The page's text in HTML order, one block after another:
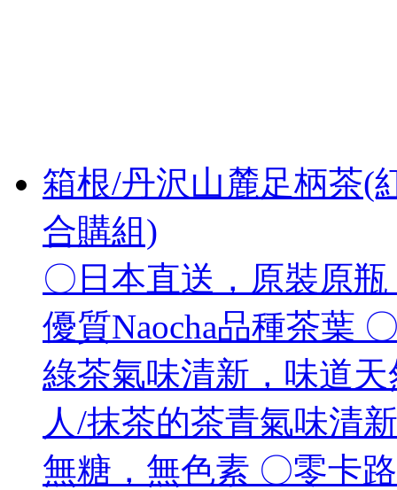
箱根/丹沢山麓足柄茶(
合購組)
〇日本直送，原裝原
優質Naocha品種茶葉
綠茶氣味清新，味道
人/抹茶的茶青氣味清
無糖，無色素 〇零卡